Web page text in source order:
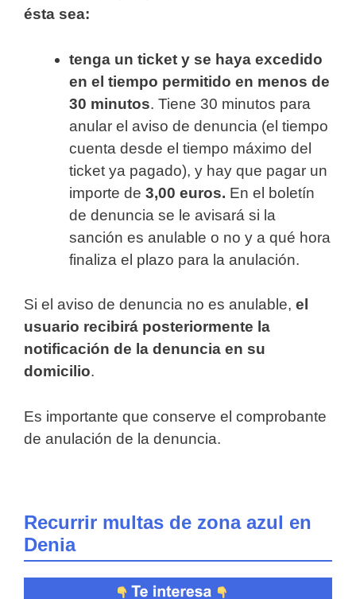
ésta sea:
tenga un ticket y se haya excedido
en el tiempo permitido en menos de
30 minutos. Tiene 30 minutos para
anular el aviso de denuncia (el tiempo
cuenta desde el tiempo máximo del
ticket ya pagado), y hay que pagar un
importe de 3,00 euros. En el boletín
de denuncia se le avisará si la
sanción es anulable o no y a qué hora
finaliza el plazo para la anulación.
Si el aviso de denuncia no es anulable, el
usuario recibirá posteriormente la
notificación de la denuncia en su
domicilio.
Es importante que conserve el comprobante
de anulación de la denuncia.
Recurrir multas de zona azul en
Denia